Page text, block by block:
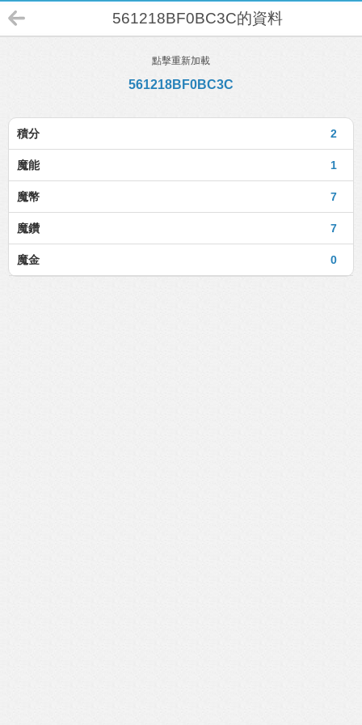
561218BF0BC3C的資料
點擊重新加載
561218BF0BC3C
2
積分
1
魔能
7
魔幣
7
魔鑽
0
魔金